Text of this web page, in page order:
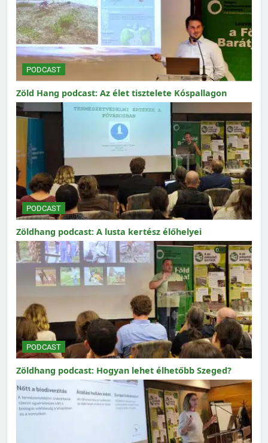
PODCAST
Zöld Hang podcast: Az élet tisztelete Kóspallagon
PODCAST
Zöldhang podcast: A lusta kertész élőhelyei
PODCAST
Zöldhang podcast: Hogyan lehet élhetőbb Szeged?